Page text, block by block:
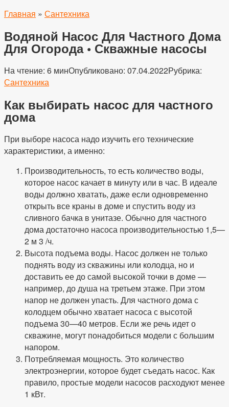
Главная » Сантехника
Водяной Насос Для Частного Дома
Для Огорода • Скважные насосы
На чтение: 6 минОпубликовано: 07.04.2022Рубрика:
Сантехника
Как выбирать насос для частного
дома
При выборе насоса надо изучить его технические
характеристики, а именно:
Производительность, то есть количество воды,
которое насос качает в минуту или в час. В идеале
воды должно хватать, даже если одновременно
открыть все краны в доме и спустить воду из
сливного бачка в унитазе. Обычно для частного
дома достаточно насоса производительностью 1,5—
2 м 3 /ч.
Высота подъема воды. Насос должен не только
поднять воду из скважины или колодца, но и
доставить ее до самой высокой точки в доме —
например, до душа на третьем этаже. При этом
напор не должен упасть. Для частного дома с
колодцем обычно хватает насоса с высотой
подъема 30—40 метров. Если же речь идет о
скважине, могут понадобиться модели с большим
напором.
Потребляемая мощность. Это количество
электроэнергии, которое будет съедать насос. Как
правило, простые модели насосов расходуют менее
1 кВт.